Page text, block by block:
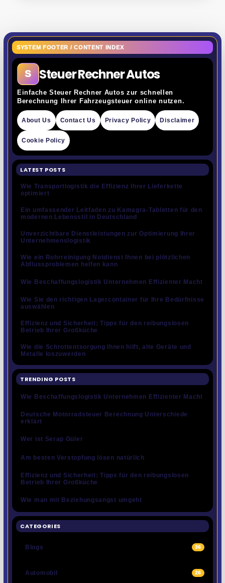
SYSTEM FOOTER / CONTENT INDEX
S Steuer Rechner Autos
Einfache Steuer Rechner Autos zur schnellen
Berechnung Ihrer Fahrzeugsteuer online nutzen.
About Us Contact Us Privacy Policy Disclaimer
Cookie Policy
LATEST POSTS
Wie Transportlogistik die Effizienz Ihrer Lieferkette
optimiert
Ein umfassender Leitfaden zu Kamagra-Tabletten für den
modernen Lebensstil in Deutschland
Unverzichtbare Dienstleistungen zur Optimierung Ihrer
Unternehmenslogistik
Wie ein Rohrreinigung Notdienst Ihnen bei plötzlichen
Abflussproblemen helfen kann
Wie Beschaffungslogistik Unternehmen Effizienter Macht
Wie Sie den richtigen Lagercontainer für Ihre Bedürfnisse
auswählen
Effizienz und Sicherheit: Tipps für den reibungslosen
Betrieb Ihrer Großküche
Wie die Schrottentsorgung Ihnen hilft, alte Geräte und
Metalle loszuwerden
TRENDING POSTS
Wie Beschaffungslogistik Unternehmen Effizienter Macht
Deutsche Motorradsteuer Berechnung Unterschiede
erklärt
Wer ist Serap Güler
Am besten Verstopfung lösen natürlich
Effizienz und Sicherheit: Tipps für den reibungslosen
Betrieb Ihrer Großküche
Wie man mit Beziehungsangst umgeht
CATEGORIES
Blogs 36
Automobil 26